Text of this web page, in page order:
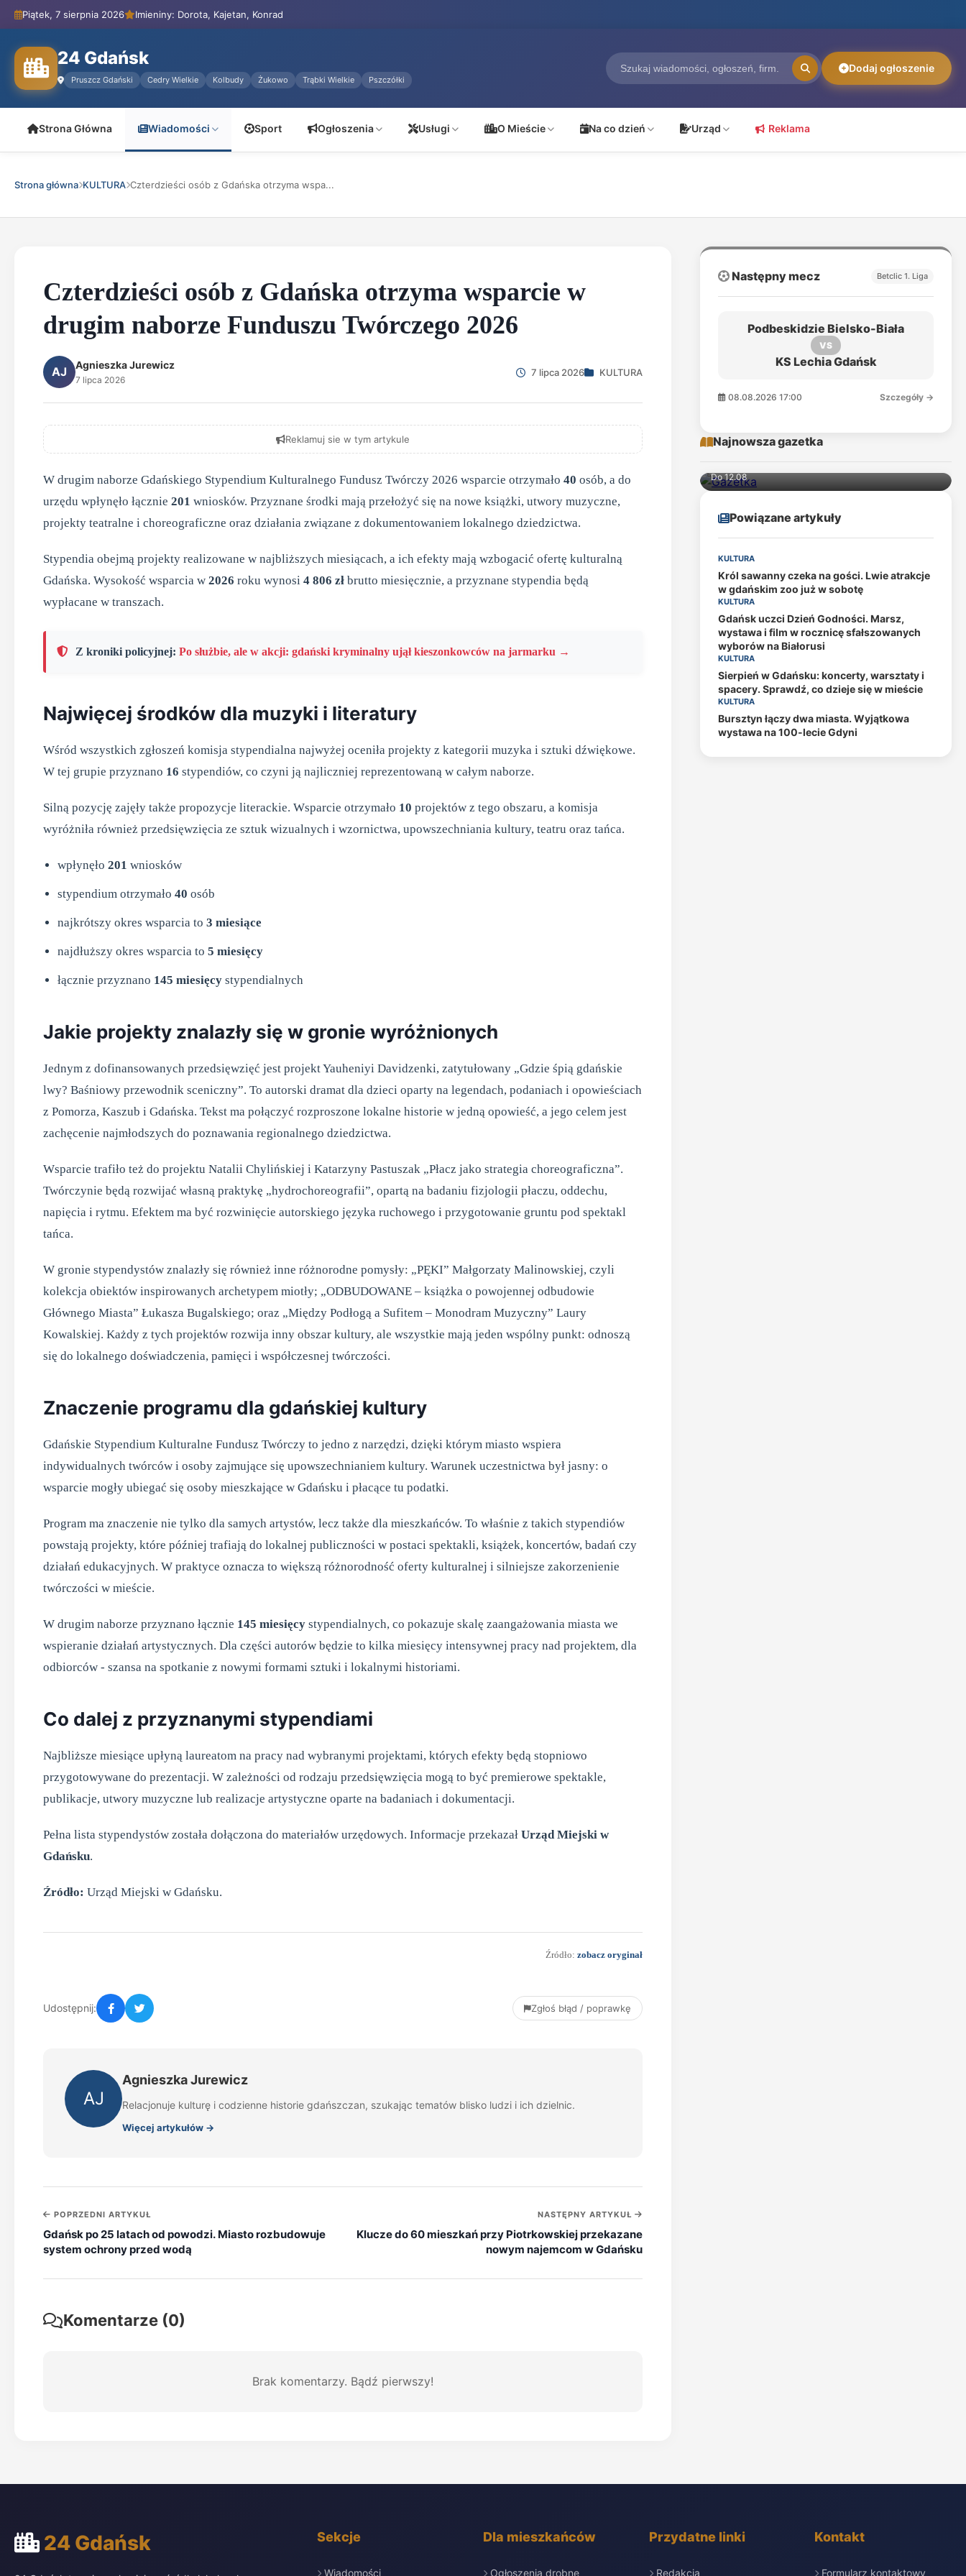
Piątek, 7 sierpnia 2026 Imieniny: Dorota, Kajetan, Konrad
24 Gdańsk
Pruszcz Gdański Cedry Wielkie Kolbudy Żukowo Trąbki Wielkie Pszczółki
Dodaj ogłoszenie
Strona Główna Wiadomości Sport Ogłoszenia Usługi O Mieście Na co dzień Urząd Reklama
Strona główna KULTURA Czterdzieści osób z Gdańska otrzyma wspa...
Czterdzieści osób z Gdańska otrzyma wsparcie w
drugim naborze Funduszu Twórczego 2026
AJ Agnieszka Jurewicz
7 lipca 2026
7 lipca 2026 KULTURA
Reklamuj sie w tym artykule
W drugim naborze Gdańskiego Stypendium Kulturalnego Fundusz Twórczy 2026 wsparcie otrzymało 40 osób, a do
urzędu wpłynęło łącznie 201 wniosków. Przyznane środki mają przełożyć się na nowe książki, utwory muzyczne,
projekty teatralne i choreograficzne oraz działania związane z dokumentowaniem lokalnego dziedzictwa.
Stypendia obejmą projekty realizowane w najbliższych miesiącach, a ich efekty mają wzbogacić ofertę kulturalną
Gdańska. Wysokość wsparcia w 2026 roku wynosi 4 806 zł brutto miesięcznie, a przyznane stypendia będą
wypłacane w transzach.
Z kroniki policyjnej: Po służbie, ale w akcji: gdański kryminalny ujął kieszonkowców na jarmarku →
Najwięcej środków dla muzyki i literatury
Wśród wszystkich zgłoszeń komisja stypendialna najwyżej oceniła projekty z kategorii muzyka i sztuki dźwiękowe.
W tej grupie przyznano 16 stypendiów, co czyni ją najliczniej reprezentowaną w całym naborze.
Silną pozycję zajęły także propozycje literackie. Wsparcie otrzymało 10 projektów z tego obszaru, a komisja
wyróżniła również przedsięwzięcia ze sztuk wizualnych i wzornictwa, upowszechniania kultury, teatru oraz tańca.
wpłynęło 201 wniosków
stypendium otrzymało 40 osób
najkrótszy okres wsparcia to 3 miesiące
najdłuższy okres wsparcia to 5 miesięcy
łącznie przyznano 145 miesięcy stypendialnych
Jakie projekty znalazły się w gronie wyróżnionych
Jednym z dofinansowanych przedsięwzięć jest projekt Yauheniyi Davidzenki, zatytułowany „Gdzie śpią gdańskie
lwy? Baśniowy przewodnik sceniczny”. To autorski dramat dla dzieci oparty na legendach, podaniach i opowieściach
z Pomorza, Kaszub i Gdańska. Tekst ma połączyć rozproszone lokalne historie w jedną opowieść, a jego celem jest
zachęcenie najmłodszych do poznawania regionalnego dziedzictwa.
Wsparcie trafiło też do projektu Natalii Chylińskiej i Katarzyny Pastuszak „Płacz jako strategia choreograficzna”.
Twórczynie będą rozwijać własną praktykę „hydrochoreografii”, opartą na badaniu fizjologii płaczu, oddechu,
napięcia i rytmu. Efektem ma być rozwinięcie autorskiego języka ruchowego i przygotowanie gruntu pod spektakl
tańca.
W gronie stypendystów znalazły się również inne różnorodne pomysły: „PĘKI” Małgorzaty Malinowskiej, czyli
kolekcja obiektów inspirowanych archetypem miotły; „ODBUDOWANE – książka o powojennej odbudowie
Głównego Miasta” Łukasza Bugalskiego; oraz „Między Podłogą a Sufitem – Monodram Muzyczny” Laury
Kowalskiej. Każdy z tych projektów rozwija inny obszar kultury, ale wszystkie mają jeden wspólny punkt: odnoszą
się do lokalnego doświadczenia, pamięci i współczesnej twórczości.
Znaczenie programu dla gdańskiej kultury
Gdańskie Stypendium Kulturalne Fundusz Twórczy to jedno z narzędzi, dzięki którym miasto wspiera
indywidualnych twórców i osoby zajmujące się upowszechnianiem kultury. Warunek uczestnictwa był jasny: o
wsparcie mogły ubiegać się osoby mieszkające w Gdańsku i płacące tu podatki.
Program ma znaczenie nie tylko dla samych artystów, lecz także dla mieszkańców. To właśnie z takich stypendiów
powstają projekty, które później trafiają do lokalnej publiczności w postaci spektakli, książek, koncertów, badań czy
działań edukacyjnych. W praktyce oznacza to większą różnorodność oferty kulturalnej i silniejsze zakorzenienie
twórczości w mieście.
W drugim naborze przyznano łącznie 145 miesięcy stypendialnych, co pokazuje skalę zaangażowania miasta we
wspieranie działań artystycznych. Dla części autorów będzie to kilka miesięcy intensywnej pracy nad projektem, dla
odbiorców - szansa na spotkanie z nowymi formami sztuki i lokalnymi historiami.
Co dalej z przyznanymi stypendiami
Najbliższe miesiące upłyną laureatom na pracy nad wybranymi projektami, których efekty będą stopniowo
przygotowywane do prezentacji. W zależności od rodzaju przedsięwzięcia mogą to być premierowe spektakle,
publikacje, utwory muzyczne lub realizacje artystyczne oparte na badaniach i dokumentacji.
Pełna lista stypendystów została dołączona do materiałów urzędowych. Informacje przekazał Urząd Miejski w
Gdańsku.
Źródło: Urząd Miejski w Gdańsku.
Źródło: zobacz oryginał
Udostępnij: Zgłoś błąd / poprawkę
AJ
Agnieszka Jurewicz
Relacjonuje kulturę i codzienne historie gdańszczan, szukając tematów blisko ludzi i ich dzielnic.
Więcej artykułów →
POPRZEDNI ARTYKUŁ
Gdańsk po 25 latach od powodzi. Miasto rozbudowuje
system ochrony przed wodą
NASTĘPNY ARTYKUŁ
Klucze do 60 mieszkań przy Piotrkowskiej przekazane
nowym najemcom w Gdańsku
Komentarze (0)
Brak komentarzy. Bądź pierwszy!
Następny mecz Betclic 1. Liga
Podbeskidzie Bielsko-Biała
VS
KS Lechia Gdańsk
08.08.2026 17:00 Szczegóły →
Najnowsza gazetka
Do 12.08
Powiązane artykuły
KULTURA
Król sawanny czeka na gości. Lwie atrakcje
w gdańskim zoo już w sobotę
KULTURA
Gdańsk uczci Dzień Godności. Marsz,
wystawa i film w rocznicę sfałszowanych
wyborów na Białorusi
KULTURA
Sierpień w Gdańsku: koncerty, warsztaty i
spacery. Sprawdź, co dzieje się w mieście
KULTURA
Bursztyn łączy dwa miasta. Wyjątkowa
wystawa na 100-lecie Gdyni
24 Gdańsk Sekcje
Wiadomości
Dla mieszkańców
Ogłoszenia drobne
Przydatne linki
Redakcja
Kontakt
Formularz kontaktowy